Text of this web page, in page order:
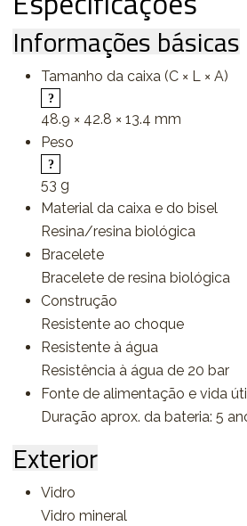
Informações básicas
Tamanho da caixa (C × L × A)
48.9 × 42.8 × 13.4 mm
Peso
53 g
Material da caixa e do bisel
Resina/resina biológica
Bracelete
Bracelete de resina biológica
Construção
Resistente ao choque
Resistente à água
Resistência à água de 20 bar
Fonte de alimentação e vida
Duração aprox. da bateria: 5
Exterior
Vidro
Vidro mineral